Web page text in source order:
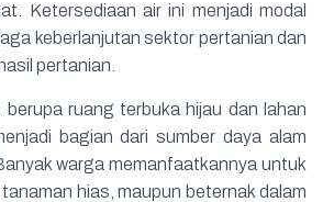
Ketersediaan air ini menjadi modal
keberlanjutan sektor pertanian dan
pertanian.
ruang terbuka hijau dan lahan
bagian dari sumber daya alam
warga memanfaatkannya untuk
hias, maupun beternak dalam